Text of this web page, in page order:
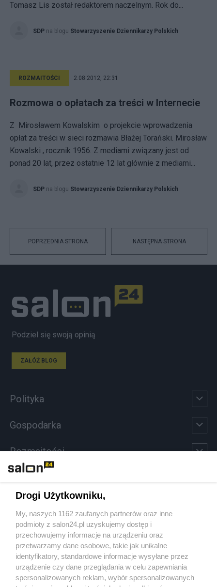
Tomasz Lis został redaktorem naczelnym. Rok do...
SDP na blogu Stowarzyszenie Dziennikarzy Polskich
ROZMAITOŚCI 2.08.2012, 22:31
Rozmowa o opłatach za treści w Internecie
Z Mirosławem Kowalskim o projekcie wprowadzenia
opłat za treści w sieci rozmawia Błażej Torański. Mirosław
Kowalski , rocznik 1956. Z mediami związany jest od
ponad 20 lat, przez ostatnie 12 lat głównie z mediami...
SDP na blogu Stowarzyszenie Dziennikarzy Polskich
POPRZEDNIA STRONA NASTĘPNA STRONA
Podziel się swoją opinią
ZAŁÓŻ BLOG
Polityka
Gospodarka
Rozmaitości
Sport
Społeczeństwo
Kultura
Drogi Użytkowniku,
My, naszych 1162 zaufanych partnerów oraz inne
podmioty z salon24.pl uzyskujemy dostęp i
przechowujemy informacje na urządzeniu oraz
przetwarzamy dane osobowe, takie jak unikalne
identyfikatory, standardowe informacje wysyłane przez
urządzenie czy dane przeglądania w celu zapewniania
spersonalizowanych reklam, wybór spersonalizowanych